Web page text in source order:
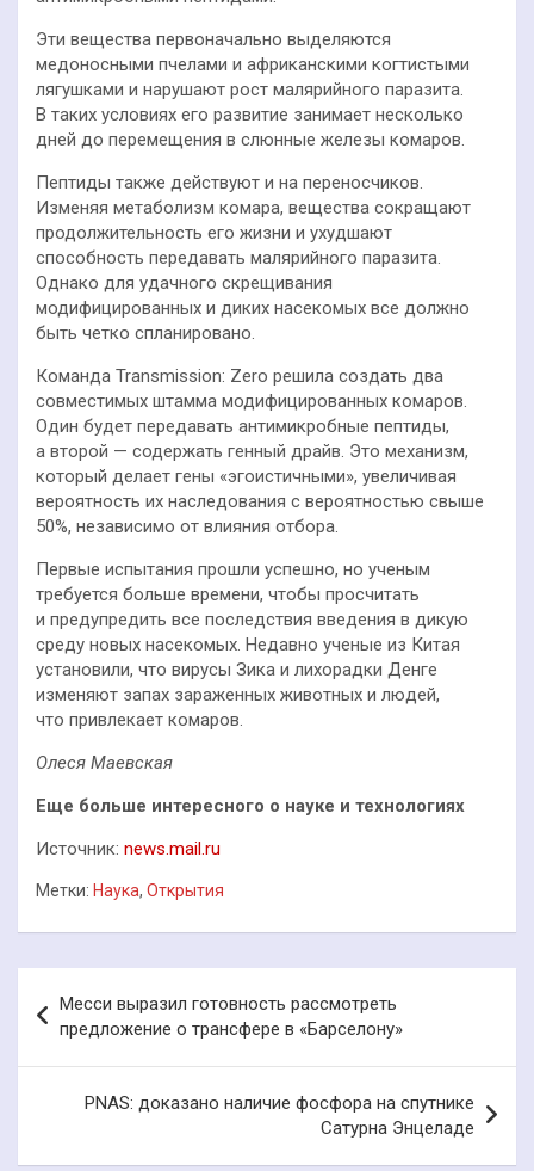
Эти вещества первоначально выделяются
медоносными пчелами и африканскими когтистыми
лягушками и нарушают рост малярийного паразита.
В таких условиях его развитие занимает несколько
дней до перемещения в слюнные железы комаров.
Пептиды также действуют и на переносчиков.
Изменяя метаболизм комара, вещества сокращают
продолжительность его жизни и ухудшают
способность передавать малярийного паразита.
Однако для удачного скрещивания
модифицированных и диких насекомых все должно
быть четко спланировано.
Команда Transmission: Zero решила создать два
совместимых штамма модифицированных комаров.
Один будет передавать антимикробные пептиды,
а второй — содержать генный драйв. Это механизм,
который делает гены «эгоистичными», увеличивая
вероятность их наследования с вероятностью свыше
50%, независимо от влияния отбора.
Первые испытания прошли успешно, но ученым
требуется больше времени, чтобы просчитать
и предупредить все последствия введения в дикую
среду новых насекомых. Недавно ученые из Китая
установили, что вирусы Зика и лихорадки Денге
изменяют запах зараженных животных и людей,
что привлекает комаров.
Олеся Маевская
Еще больше интересного о науке и технологиях
Источник: news.mail.ru
Метки: Наука, Открытия
по
записям
Месси выразил готовность рассмотреть
предложение о трансфере в «Барселону»
PNAS: доказано наличие фосфора на спутнике
Сатурна Энцеладе